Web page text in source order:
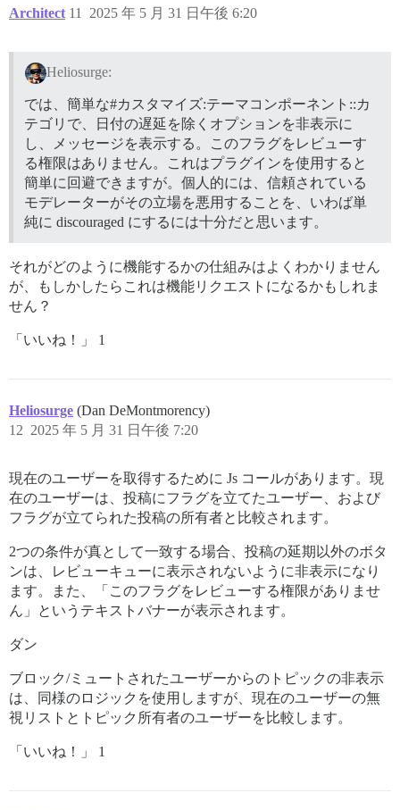
Architect 2025 年 5 月 31 日午後 6:20
11
Heliosurge:
では、簡単な#カスタマイズ:テーマコンポーネント::カ
テゴリで、日付の遅延を除くオプションを非表示に
し、メッセージを表示する。このフラグをレビューす
る権限はありません。これはプラグインを使用すると
簡単に回避できますが。個人的には、信頼されている
モデレーターがその立場を悪用することを、いわば単
純に discouraged にするには十分だと思います。
それがどのように機能するかの仕組みはよくわかりません
が、もしかしたらこれは機能リクエストになるかもしれま
せん？
「いいね！」 1
Heliosurge (Dan DeMontmorency)
2025 年 5 月 31 日午後 7:20
12
現在のユーザーを取得するために Js コールがあります。現
在のユーザーは、投稿にフラグを立てたユーザー、および
フラグが立てられた投稿の所有者と比較されます。
2つの条件が真として一致する場合、投稿の延期以外のボタ
ンは、レビューキューに表示されないように非表示になり
ます。また、「このフラグをレビューする権限がありませ
ん」というテキストバナーが表示されます。
ダン
ブロック/ミュートされたユーザーからのトピックの非表示
は、同様のロジックを使用しますが、現在のユーザーの無
視リストとトピック所有者のユーザーを比較します。
「いいね！」 1